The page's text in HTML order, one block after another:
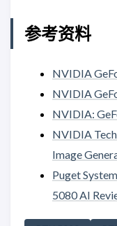
参考资料
NVIDIA
NVIDIA
NVIDIA:
NVIDIA
Image
Puget
5080 AI